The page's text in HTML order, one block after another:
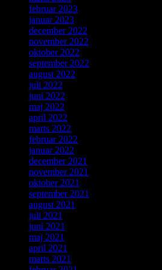
februar 2023
januar 2023
december 2022
november 2022
oktober 2022
september 2022
august 2022
juli 2022
juni 2022
maj 2022
april 2022
marts 2022
februar 2022
januar 2022
december 2021
november 2021
oktober 2021
september 2021
august 2021
juli 2021
juni 2021
maj 2021
april 2021
marts 2021